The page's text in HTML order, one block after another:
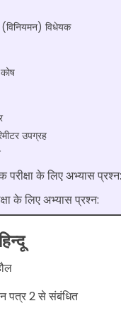
विधेयक
उपग्रह
परीक्षा के लिए अभ्यास प्रश्न:
के लिए अभ्यास प्रश्न:
पत्र 2 से संबंधित